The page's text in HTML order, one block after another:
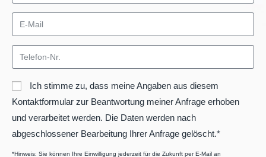
Ich stimme zu, dass meine Angaben aus diesem
Kontaktformular zur Beantwortung meiner Anfrage erhoben
und verarbeitet werden. Die Daten werden nach
abgeschlossener Bearbeitung Ihrer Anfrage gelöscht.*
*Hinweis: Sie können Ihre Einwilligung jederzeit für die Zukunft per E-Mail an